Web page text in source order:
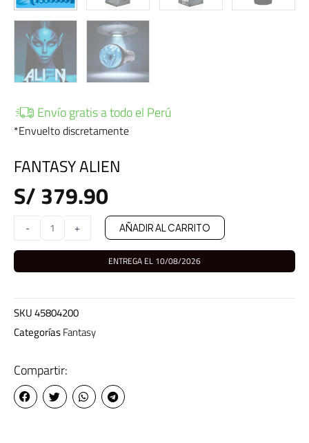
Envío gratis a todo el Perú
*Envuelto discretamente
FANTASY ALIEN
S/379.90
-
FANTASY
ALIEN
cantidad
+ AÑADIR AL CARRITO
ENTREGA EL 10/08/2026
SKU45804200
CategoríasFantasy
Compartir: